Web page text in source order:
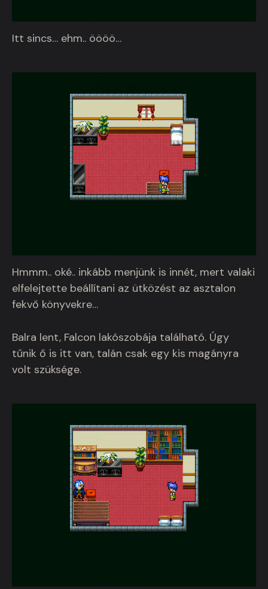
Itt sincs… ehm.. öööö…
Hmmm.. oké.. inkább menjünk is innét, mert valaki
elfelejtette beállítani az ütközést az asztalon
fekvő könyvekre…
Balra lent, Falcon lakószobája található. Úgy
tűnik ő is itt van, talán csak egy kis magányra
volt szüksége.